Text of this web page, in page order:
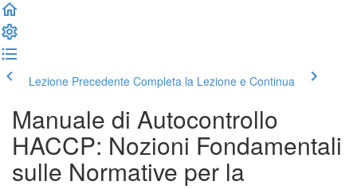
Lezione Precedente Completa la Lezione e Continua
Manuale di Autocontrollo
HACCP: Nozioni Fondamentali
sulle Normative per la